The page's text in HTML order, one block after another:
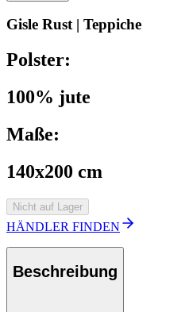
Gisle Rust | Teppiche
Polster:
100% jute
Maße:
140x200 cm
Nicht auf Lager
HÄNDLER FINDEN
Beschreibung